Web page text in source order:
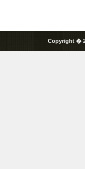
Copyright �